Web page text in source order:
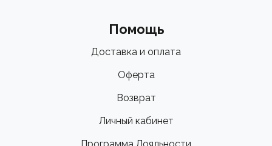
Помощь
Доставка и оплата
Оферта
Возврат
Личный кабинет